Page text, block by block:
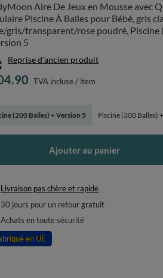
Aire De Jeux en Mousse avec
Piscine À Balles pour Bébé, gris
gris/transparent/rose poudré, Piscine
5
Reprise d'ancien produit
(200 Balles) + Version 5 Piscine (300 Balles)
TVA incluse/ item
Ajouter au panier
Livraison pas chère et rapide
30 jours pour un retour gratuit
Achats en toute sécurité
en UE